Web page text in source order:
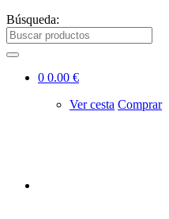
Búsqueda:
0 0.00 €
Ver cesta Comprar